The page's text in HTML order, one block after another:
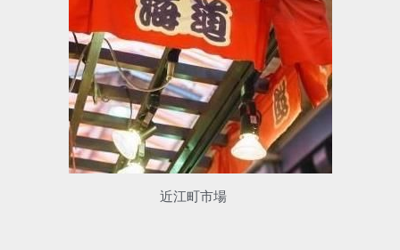
近江町市場